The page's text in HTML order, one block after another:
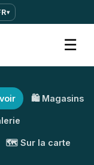
▾
☰
🛍️ Magasins
🗺️ Sur la carte